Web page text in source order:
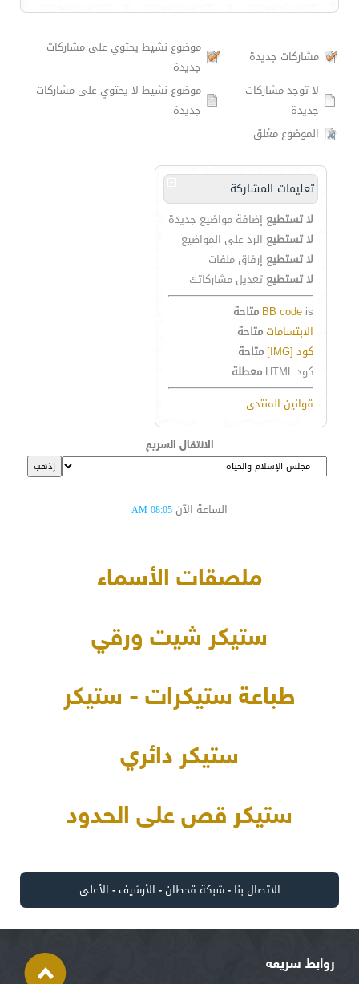
مشاركات جديدة
موضوع نشيط يحتوي على مشاركات
جديدة
لا توجد مشاركات
جديدة
موضوع نشيط لا يحتوي على مشاركات
جديدة
الموضوع مغلق
تعليمات المشاركة
لا تستطيع إضافة مواضيع جديدة
لا تستطيع الرد على المواضيع
لا تستطيع إرفاق ملفات
لا تستطيع تعديل مشاركاتك
BB code is
متاحة
الابتساماتمتاحة
كود [IMG]
متاحة
كود HTML
معطلة
قوانين المنتدى
الانتقال السريع
الساعة الآن 08:05 AM
ملصقات الأسماء
ستيكر شيت ورقي
طباعة ستيكرات - ستيكر
ستيكر دائري
ستيكر قص على الحدود
الاتصال بنا -شبكة قحطان- الأرشيف- الأعلى
روابط سريعه